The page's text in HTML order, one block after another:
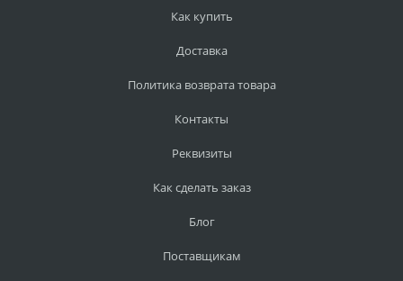
Как купить
Доставка
Политика возврата товара
Контакты
Реквизиты
Как сделать заказ
Блог
Поставщикам